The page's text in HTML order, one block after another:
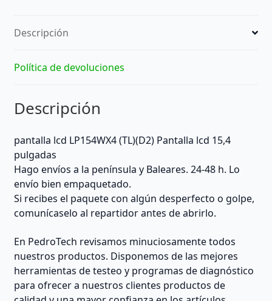
Descripción
Política de devoluciones
Descripción
pantalla lcd LP154WX4 (TL)(D2) Pantalla lcd 15,4
pulgadas
Hago envíos a la península y Baleares. 24-48 h. Lo
envío bien empaquetado.
Si recibes el paquete con algún desperfecto o golpe,
comunícaselo al repartidor antes de abrirlo.
En PedroTech revisamos minuciosamente todos
nuestros productos. Disponemos de las mejores
herramientas de testeo y programas de diagnóstico
para ofrecer a nuestros clientes productos de